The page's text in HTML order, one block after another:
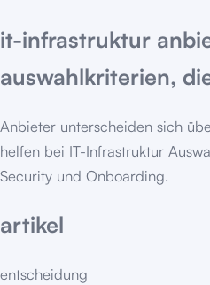
it-infrastruktur
auswahlkriterien,
Anbieter unterscheiden sich
helfen bei IT-Infrastruktur
Security und Onboarding.
artikel
entscheidung